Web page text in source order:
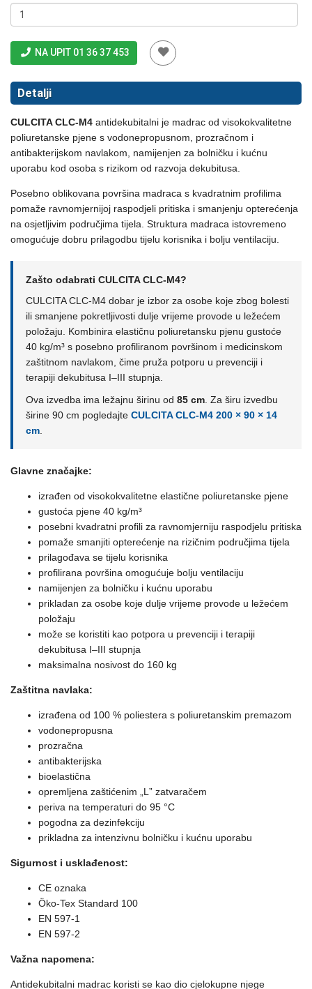
NA UPIT 01 36 37 453
Detalji
CULCITA CLC-M4 antidekubitalni je madrac od visokokvalitetne
poliuretanske pjene s vodonepropusnom, prozračnom i
antibakterijskom navlakom, namijenjen za bolničku i kućnu
uporabu kod osoba s rizikom od razvoja dekubitusa.
Posebno oblikovana površina madraca s kvadratnim profilima
pomaže ravnomjernijoj raspodjeli pritiska i smanjenju opterećenja
na osjetljivim područjima tijela. Struktura madraca istovremeno
omogućuje dobru prilagodbu tijelu korisnika i bolju ventilaciju.
Zašto odabrati CULCITA CLC-M4?
CULCITA CLC-M4 dobar je izbor za osobe koje zbog bolesti
ili smanjene pokretljivosti dulje vrijeme provode u ležećem
položaju. Kombinira elastičnu poliuretansku pjenu gustoće
40 kg/m³ s posebno profiliranom površinom i medicinskom
zaštitnom navlakom, čime pruža potporu u prevenciji i
terapiji dekubitusa I–III stupnja.
Ova izvedba ima ležajnu širinu od 85 cm. Za širu izvedbu
širine 90 cm pogledajte CULCITA CLC-M4 200 × 90 × 14
cm.
Glavne značajke:
izrađen od visokokvalitetne elastične poliuretanske pjene
gustoća pjene 40 kg/m³
posebni kvadratni profili za ravnomjerniju raspodjelu pritiska
pomaže smanjiti opterećenje na rizičnim područjima tijela
prilagođava se tijelu korisnika
profilirana površina omogućuje bolju ventilaciju
namijenjen za bolničku i kućnu uporabu
prikladan za osobe koje dulje vrijeme provode u ležećem
položaju
može se koristiti kao potpora u prevenciji i terapiji
dekubitusa I–III stupnja
maksimalna nosivost do 160 kg
Zaštitna navlaka:
izrađena od 100 % poliestera s poliuretanskim premazom
vodonepropusna
prozračna
antibakterijska
bioelastična
opremljena zaštićenim „L” zatvaračem
periva na temperaturi do 95 °C
pogodna za dezinfekciju
prikladna za intenzivnu bolničku i kućnu uporabu
Sigurnost i usklađenost:
CE oznaka
Öko-Tex Standard 100
EN 597-1
EN 597-2
Važna napomena:
Antidekubitalni madrac koristi se kao dio cjelokupne njege